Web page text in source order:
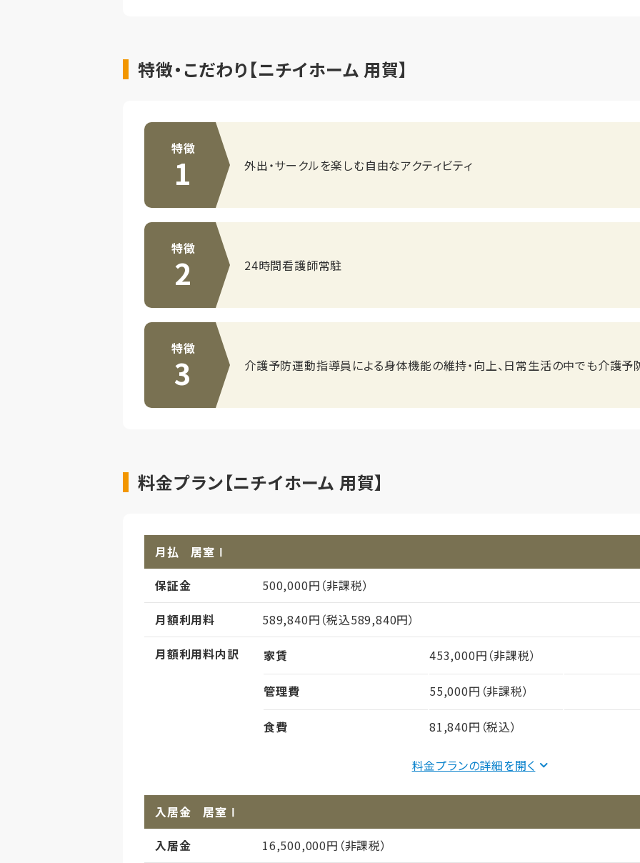
特徴・こだわり【ニチイホーム 用賀】
特徴
1 外出・サークルを楽しむ自由なアクティビティ
特徴
2 24時間看護師常駐
特徴
3 介護予防運動指導員による身体機能の維持・向上、日常生活の中でも介護予
料金プラン【ニチイホーム 用賀】
月払 居室Ⅰ
保証金
500,000円（非課税）
月額利用料
589,840円（税込589,840円）
月額利用料内訳
家賃 453,000円（非課税）
管理費 55,000円（非課税）
食費 81,840円（税込）
想定居住期間（償却年月数）
料金プランの詳細を
入居金 居室Ⅰ
入居金
16,500,000円（非課税）